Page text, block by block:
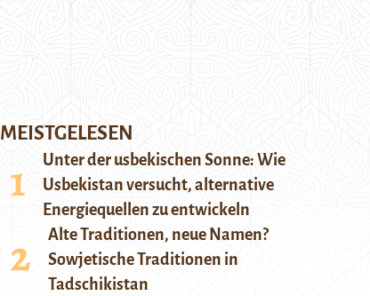
MEISTGELESEN
Unter der usbekischen Sonne: Wie
Usbekistan versucht, alternative
Energiequellen zu entwickeln
Alte Traditionen, neue Namen?
Sowjetische Traditionen in
Tadschikistan